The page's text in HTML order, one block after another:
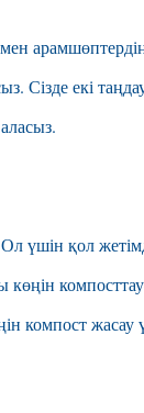
Сізде екі
үшін қол
көңін
компост